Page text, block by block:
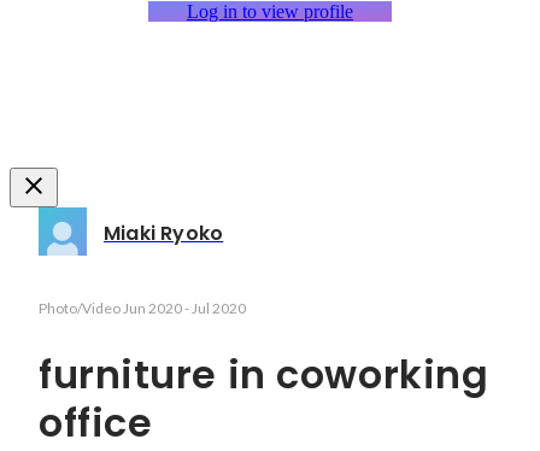
Log in to view profile
Miaki Ryoko
Photo/VideoJun 2020-Jul 2020
furniture in coworking
office